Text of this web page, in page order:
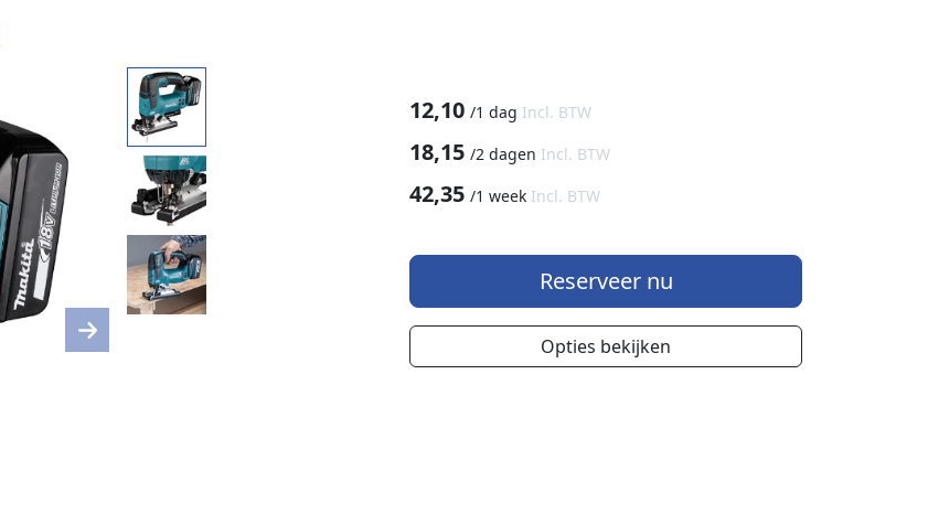
12,10 /1 dag Incl. BTW
18,15 /2 dagen Incl. BTW
42,35 /1 week Incl. BTW
Reserveer nu
Opties bekijken
Next